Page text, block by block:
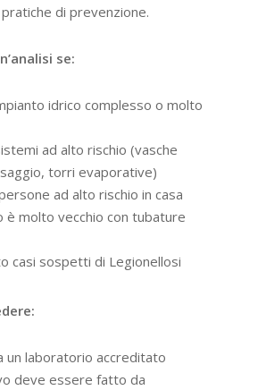
di prevenzione.
se:
idrico complesso o molto
ad alto rischio (vasche
torri evaporative)
ad alto rischio in casa
è molto vecchio con tubature
casi sospetti di Legionellosi
un laboratorio accreditato
deve essere fatto da